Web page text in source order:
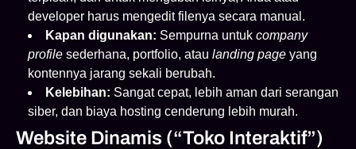
developer harus mengedit filenya secara manual.
Kapan digunakan: Sempurna untuk company
profile sederhana, portfolio, atau landing page yang
kontennya jarang sekali berubah.
Kelebihan: Sangat cepat, lebih aman dari serangan
siber, dan biaya hosting cenderung lebih murah.
Website Dinamis (“Toko Interaktif”)